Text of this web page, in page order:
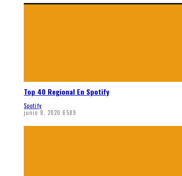
Top 40 Regional En Spotify
Spotify
junio 8, 2020 6589